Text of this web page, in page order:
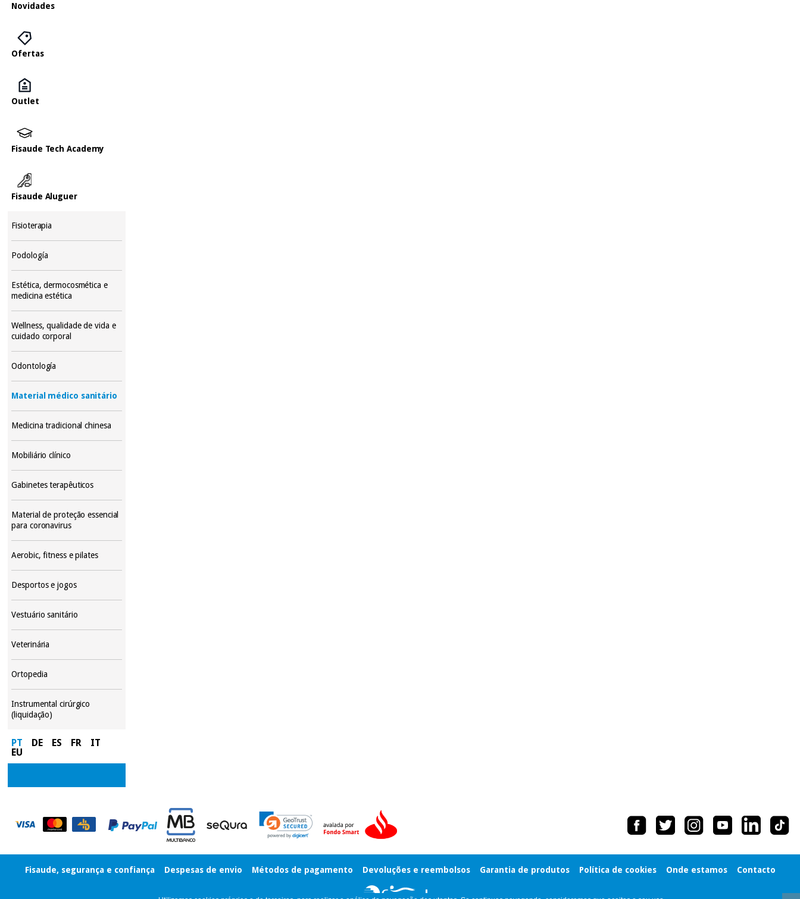
Novidades
Ofertas
Outlet
Fisaude Tech Academy
Fisaude Aluguer
Fisioterapia
Podología
Estética, dermocosmética e
medicina estética
Wellness, qualidade de vida e
cuidado corporal
Odontología
Material médico sanitário
Medicina tradicional chinesa
Mobiliário clínico
Gabinetes terapêuticos
Material de proteção essencial
para coronavirus
Aerobic, fitness e pilates
Desportos e jogos
Vestuário sanitário
Veterinária
Ortopedia
Instrumental cirúrgico
(liquidação)
PT DE ES FR
IT
EU
Fisaude, segurança e confiança Despesas de envio Métodos de pagamento Devoluções e reembolsos Garantia de produtos Política de cookies Onde estamos Contacto